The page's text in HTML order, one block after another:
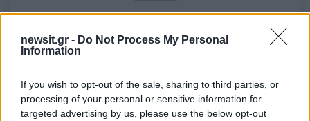
newsit.gr - Do Not Process My Personal
Information
If you wish to opt-out of the sale, sharing to third parties, or
processing of your personal or sensitive information for
targeted advertising by us, please use the below opt-out